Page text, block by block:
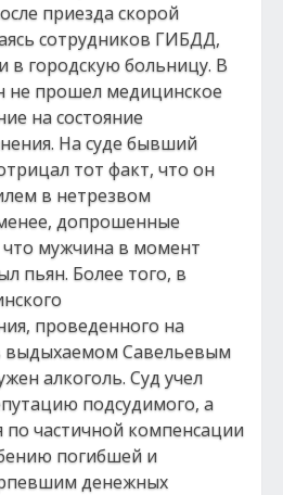
приезда скорой
сотрудников ГИБДД,
в городскую больницу. В
не прошел медицинское
на состояние
На суде бывший
тот факт, что он
в нетрезвом
допрошенные
мужчина в момент
пьян. Более того, в
проведенного на
выдыхаемом Савельевым
алкоголь. Суд учел
подсудимого, а
по частичной компенсации
погибшей и
денежных